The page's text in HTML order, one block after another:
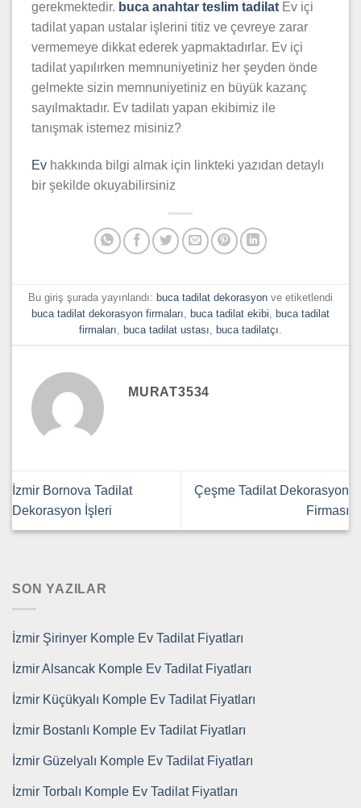
gerekmektedir. buca anahtar teslim tadilat Ev içi
tadilat yapan ustalar işlerini titiz ve çevreye zarar
vermemeye dikkat ederek yapmaktadırlar. Ev içi
tadilat yapılırken memnuniyetiniz her şeyden önde
gelmekte sizin memnuniyetiniz en büyük kazanç
sayılmaktadır. Ev tadilatı yapan ekibimiz ile
tanışmak istemez misiniz?
Ev hakkında bilgi almak için linkteki yazıdan detaylı
bir şekilde okuyabilirsiniz
Bu giriş şurada yayınlandı: buca tadilat dekorasyon ve etiketlendi
buca tadilat dekorasyon firmaları, buca tadilat ekibi, buca tadilat
firmaları, buca tadilat ustası, buca tadilatçı.
MURAT3534
İzmir Bornova Tadilat
Dekorasyon İşleri
Çeşme Tadilat Dekorasyon
Firması
SON YAZILAR
İzmir Şirinyer Komple Ev Tadilat Fiyatları
İzmir Alsancak Komple Ev Tadilat Fiyatları
İzmir Küçükyalı Komple Ev Tadilat Fiyatları
İzmir Bostanlı Komple Ev Tadilat Fiyatları
İzmir Güzelyalı Komple Ev Tadilat Fiyatları
İzmir Torbalı Komple Ev Tadilat Fiyatları